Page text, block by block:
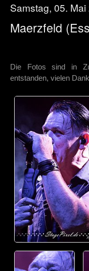
Samstag, 05. Mai
Maerzfeld
Die Fotos sind in
entstanden, vielen